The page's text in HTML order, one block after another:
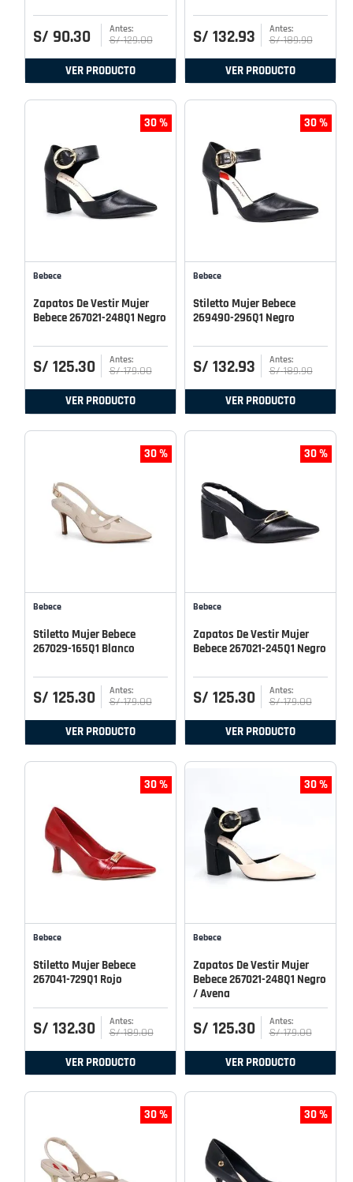
S/ 90.30 S/ 129.00
VER PRODUCTO
S/ 132.93 S/ 189.90
VER PRODUCTO
30 %
Bebece
Zapatos De Vestir Mujer
Bebece 267021-248Q1 Negro
S/ 125.30 S/ 179.00
VER PRODUCTO
30 %
Bebece
Stiletto Mujer Bebece
269490-296Q1 Negro
S/ 132.93 S/ 189.90
VER PRODUCTO
30 %
Bebece
Stiletto Mujer Bebece
267029-165Q1 Blanco
S/ 125.30 S/ 179.00
VER PRODUCTO
30 %
Bebece
Zapatos De Vestir Mujer
Bebece 267021-245Q1 Negro
S/ 125.30 S/ 179.00
VER PRODUCTO
30 %
Bebece
Stiletto Mujer Bebece
267041-729Q1 Rojo
S/ 132.30 S/ 189.00
VER PRODUCTO
30 %
Bebece
Zapatos De Vestir Mujer
Bebece 267021-248Q1 Negro
/ Avena
S/ 125.30 S/ 179.00
VER PRODUCTO
30 % 30 %